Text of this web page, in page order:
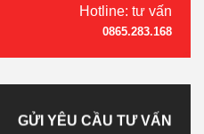
Hotline: tư vấn
0865.283.168
GỬI YÊU CẦU TƯ VẤN